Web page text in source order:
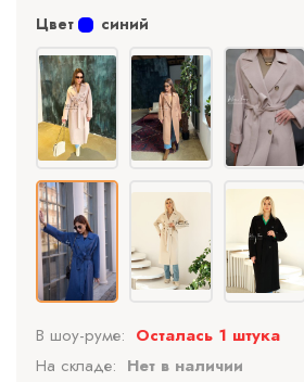
Цвет синий
В шоу-руме: Осталась 1 штука
На складе: Нет в наличии